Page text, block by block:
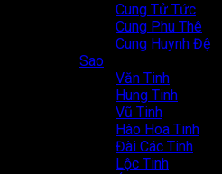
Cung Tử Tức
Cung Phu Thê
Cung Huynh Đệ
Sao
Văn Tinh
Hung Tinh
Vũ Tinh
Hào Hoa Tinh
Đài Các Tinh
Lộc Tinh